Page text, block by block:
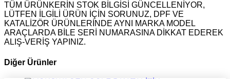
TÜM ÜRÜNKERİN STOK BİLGİSİ GÜNCELLENİYOR,
LÜTFEN İLGİLİ ÜRÜN İÇİN SORUNUZ, DPF VE
KATALİZÖR ÜRÜNLERİNDE AYNI MARKA MODEL
ARAÇLARDA BİLE SERİ NUMARASINA DİKKAT EDEREK
ALIŞ-VERİŞ YAPINIZ.
Diğer Ürünler